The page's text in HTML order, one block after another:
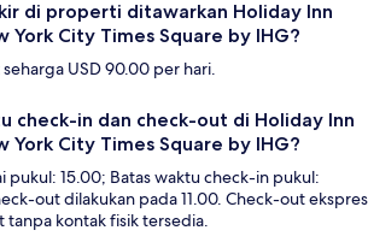
di properti ditawarkan Holiday Inn
York City Times Square by IHG?
seharga USD 90.00 per hari.
check-in dan check-out di Holiday Inn
York City Times Square by IHG?
pukul: 15.00; Batas waktu check-in pukul:
out dilakukan pada 11.00. Check-out ekspres
tanpa kontak fisik tersedia.